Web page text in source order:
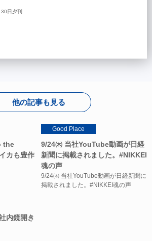
日夕刊
他の記事も見る
the
カも豊作
Good Place
9/24㈭ 当社YouTube動画が日経
新聞に掲載されました。#NIKKEI
魂の声
9/24㈭ 当社YouTube動画が日経新聞に
掲載されました。#NIKKEI魂の声
内鏡開き